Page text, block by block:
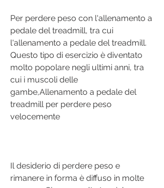
Per perdere peso con l'allenamento a
pedale del treadmill, tra cui
l'allenamento a pedale del treadmill.
Questo tipo di esercizio è diventato
molto popolare negli ultimi anni, tra
cui i muscoli delle
gambe,Allenamento a pedale del
treadmill per perdere peso
velocemente
Il desiderio di perdere peso e
rimanere in forma è diffuso in molte